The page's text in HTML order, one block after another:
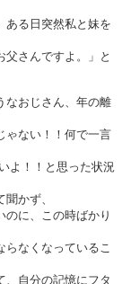
ある日突然私と妹を
父さんですよ。」と
なおじさん、年の離
ゃない！！何で一言
よ！！と思った状況
かず、
のに、この時ばかり
らなくなっているこ
、自分の記憶にフタ